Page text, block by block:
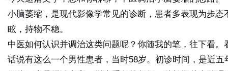
小脑萎缩，是现代影像学常见的诊断，患者多表现为步
眩，持物不稳。
中医如何认识并调治这类问题呢？你随我的笔，往下看
话说有这么一个男性患者，当时58岁。初诊时间，是近五